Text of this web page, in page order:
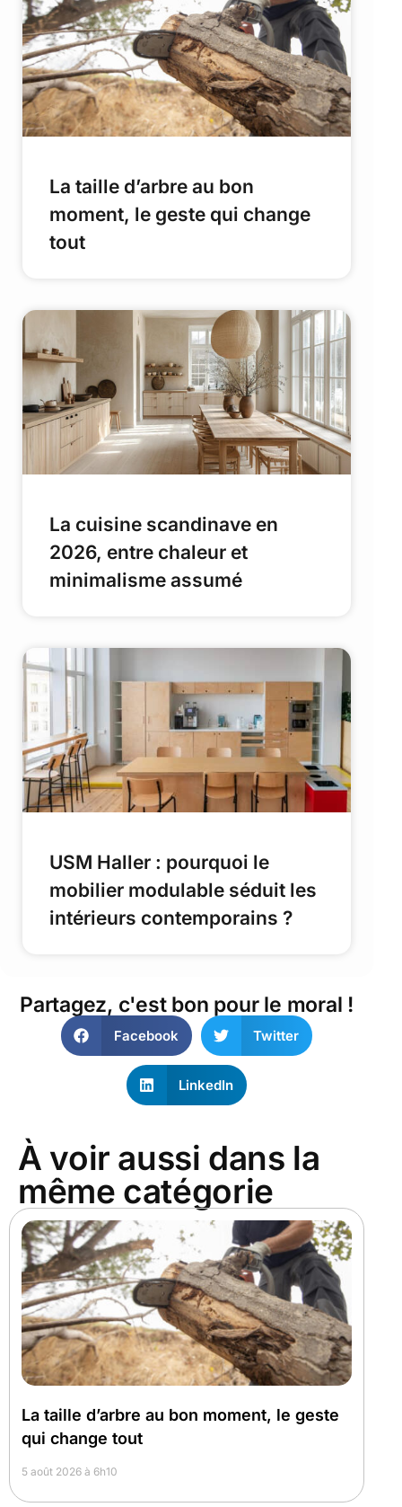
La taille d’arbre au bon
moment, le geste qui change
tout
La cuisine scandinave en
2026, entre chaleur et
minimalisme assumé
USM Haller : pourquoi le
mobilier modulable séduit les
intérieurs contemporains ?
Partagez, c'est bon pour le moral !
Facebook Twitter
LinkedIn
À voir aussi dans la
même catégorie
La taille d’arbre au bon moment, le geste
qui change tout
5 août 2026 à 6h10